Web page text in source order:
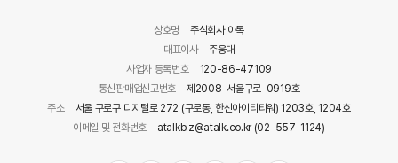
상호명
주식회사 아톡
대표이사
주웅대
사업자 등록번호
120-86-47109
통신판매업신고번호
제2008-서울구로-0919호
주소
서울 구로구 디지털로 272 (구로동, 한신아이티타워) 1203호, 1204호
이메일 및 전화번호
atalkbiz@atalk.co.kr (02-557-1124)